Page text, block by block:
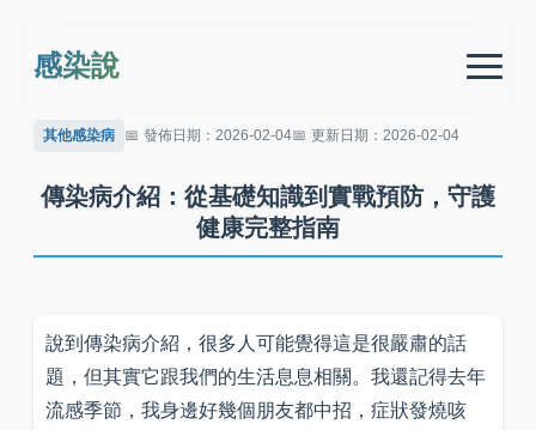
感染說
其他感染病 發佈日期：2026-02-04 更新日期：2026-02-04
傳染病介紹：從基礎知識到實戰預防，守護
健康完整指南
說到傳染病介紹，很多人可能覺得這是很嚴肅的話
題，但其實它跟我們的生活息息相關。我還記得去年
流感季節，我身邊好幾個朋友都中招，症狀發燒咳